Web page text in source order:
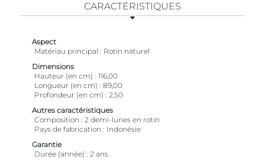
CARACTÉRISTIQUES
Aspect
Matériau principal
Rotin naturel
Dimensions
Hauteur (en cm)
116,00
Longueur (en cm)
89,00
Profondeur (en cm)
2,50
Autres caractéristiques
Composition
2 demi-lunes en rotin
Pays de fabrication
Indonésie
Garantie
Durée (année)
2 ans